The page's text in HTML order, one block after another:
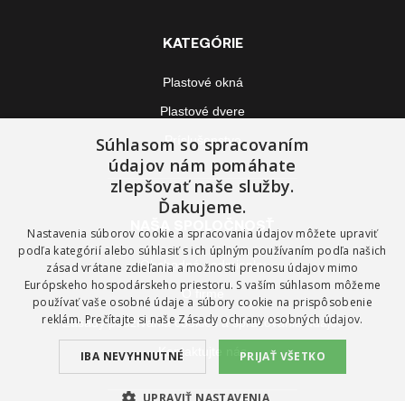
KATEGÓRIE
Plastové okná
Plastové dvere
Príslušenstvo
Obchodné podmienky
O firme
Zásady používania cookies a spracovania údajov
Kontaktujte nás
Súhlasom so spracovaním
údajov nám pomáhate
zlepšovať naše služby.
Ďakujeme.
Nastavenia súborov cookie a spracovania údajov môžete upraviť
podľa kategórií alebo súhlasiť s ich úplným používaním podľa našich
zásad vrátane zdieľania a možnosti prenosu údajov mimo
Európskeho hospodárskeho priestoru. S vaším súhlasom môžeme
používať vaše osobné údaje a súbory cookie na prispôsobenie
reklám. Prečítajte si naše Zásady ochrany osobných údajov.
PRIJAŤ VŠETKO
IBA NEVYHNUTNÉ
UPRAVIŤ NASTAVENIA